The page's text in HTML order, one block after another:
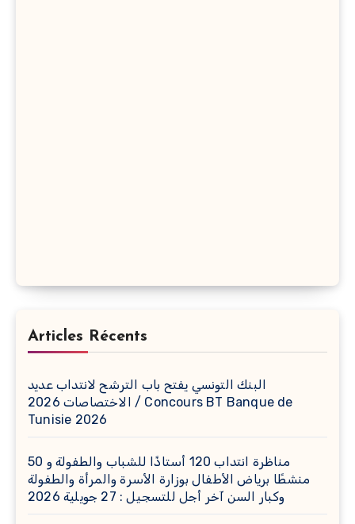
Articles Récents
البنك التونسي يفتح باب الترشح لانتداب عديد
الاختصاصات 2026 / Concours BT Banque de
Tunisie 2026
مناظرة انتداب 120 أستاذًا للشباب والطفولة و 50
منشطًا برياض الأطفال بوزارة الأسرة والمرأة والطفولة
وكبار السن آخر أجل للتسجيل : 27 جويلية 2026